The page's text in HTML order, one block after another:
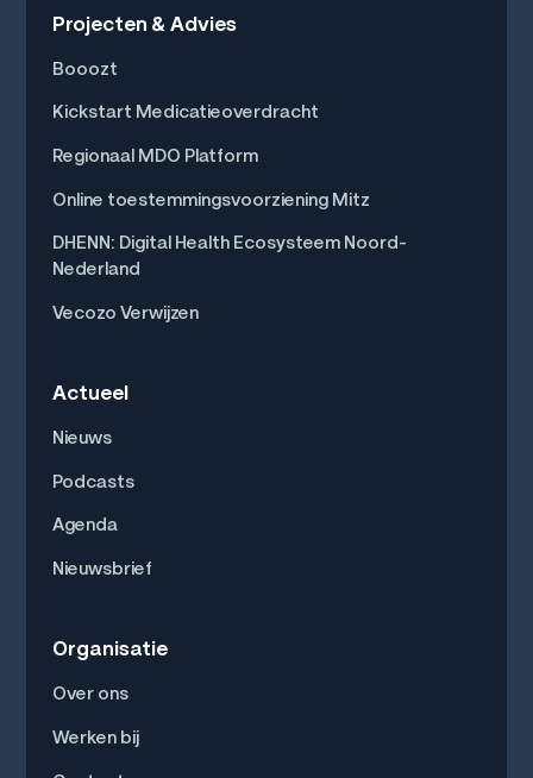
Projecten & Advies
Booozt
Kickstart Medicatieoverdracht
Regionaal MDO Platform
Online toestemmingsvoorziening Mitz
DHENN: Digital Health Ecosysteem Noord-
Nederland
Vecozo Verwijzen
Actueel
Nieuws
Podcasts
Agenda
Nieuwsbrief
Organisatie
Over ons
Werken bij